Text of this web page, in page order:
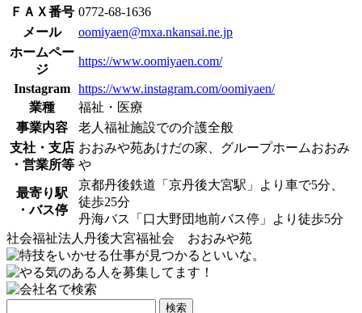
ＦＡＸ番号 0772-68-1636
メール
oomiyaen@mxa.nkansai.ne.jp
ホームペー
ジ
https://www.oomiyaen.com/
Instagram https://www.instagram.com/oomiyaen/
業種
福祉・医療
事業内容
老人福祉施設での介護全般
支社・支店
・営業所等
おおみや苑あけだの家、グループホームおおみ
や
最寄り駅
・バス停
京都丹後鉄道「京丹後大宮駅」より車で5分、
徒歩25分
丹海バス「口大野団地前バス停」より徒歩5分
社会福祉法人丹後大宮福祉会 おおみや苑